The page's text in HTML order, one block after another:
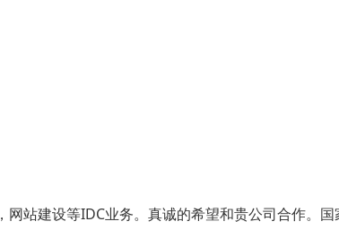
站建设等IDC业务。真诚的希望和贵公司合作。